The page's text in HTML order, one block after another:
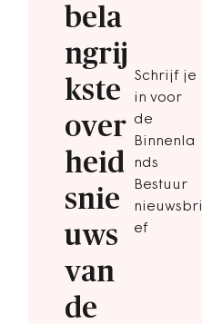
bela
ngrij
kste
over
heid
snie
uws
van
de
Schrijf je
in voor
de
Binnenla
nds
Bestuur
nieuwsbri
ef